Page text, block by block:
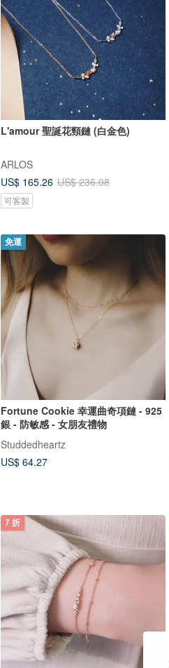
L'amour 聖誕花頸鏈 (白金色)
ARLOS
US$ 165.26 US$ 236.08
可客製
免運
Fortune Cookie 幸運曲奇項鏈 - 925
銀 - 防敏感 - 女朋友禮物
Studdedheartz
US$ 64.27
7 折